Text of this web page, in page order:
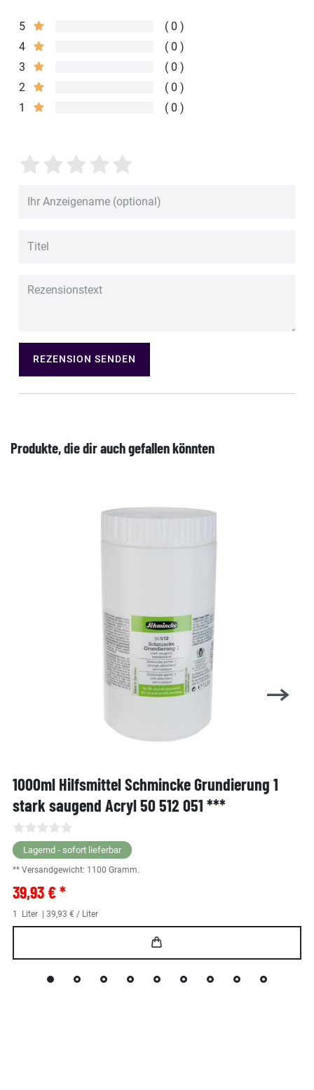
5
0
4
0
3
0
2
0
1
0
REZENSION SENDEN
Produkte, die dir auch gefallen könnten
1000ml Hilfsmittel Schmincke Grundierung 1
stark saugend Acryl 50 512 051 ***
Lagernd - sofort lieferbar
** Versandgewicht: 1100 Gramm.
39,93 € *
1 Liter | 39,93 € / Liter